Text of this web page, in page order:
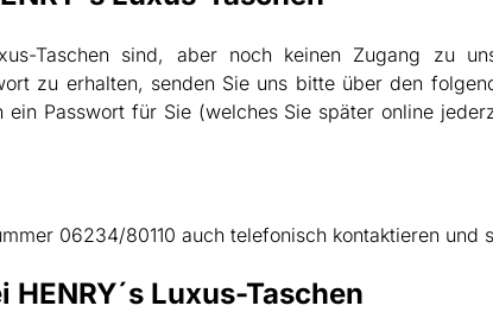
Taschen sind, aber noch keinen Zugang zu
zu erhalten, senden Sie uns bitte über den
Passwort für Sie (welches Sie später online
06234/80110 auch telefonisch kontaktieren und
Luxus-Taschen